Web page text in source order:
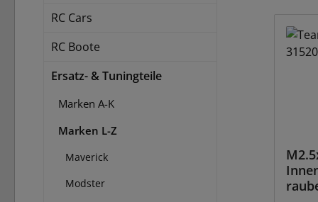
RC Cars
RC Boote
Ersatz- & Tuningteile
Marken A-K
Marken L-Z
Maverick
Modster